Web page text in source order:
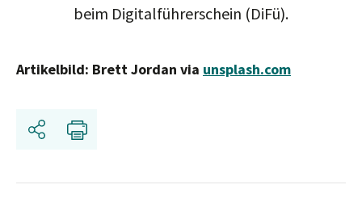
beim Digitalführerschein (DiFü).
Artikelbild: Brett Jordan via unsplash.com
Share